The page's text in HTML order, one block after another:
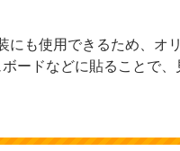
にも使用できるため、オ
ードなどに貼ることで、